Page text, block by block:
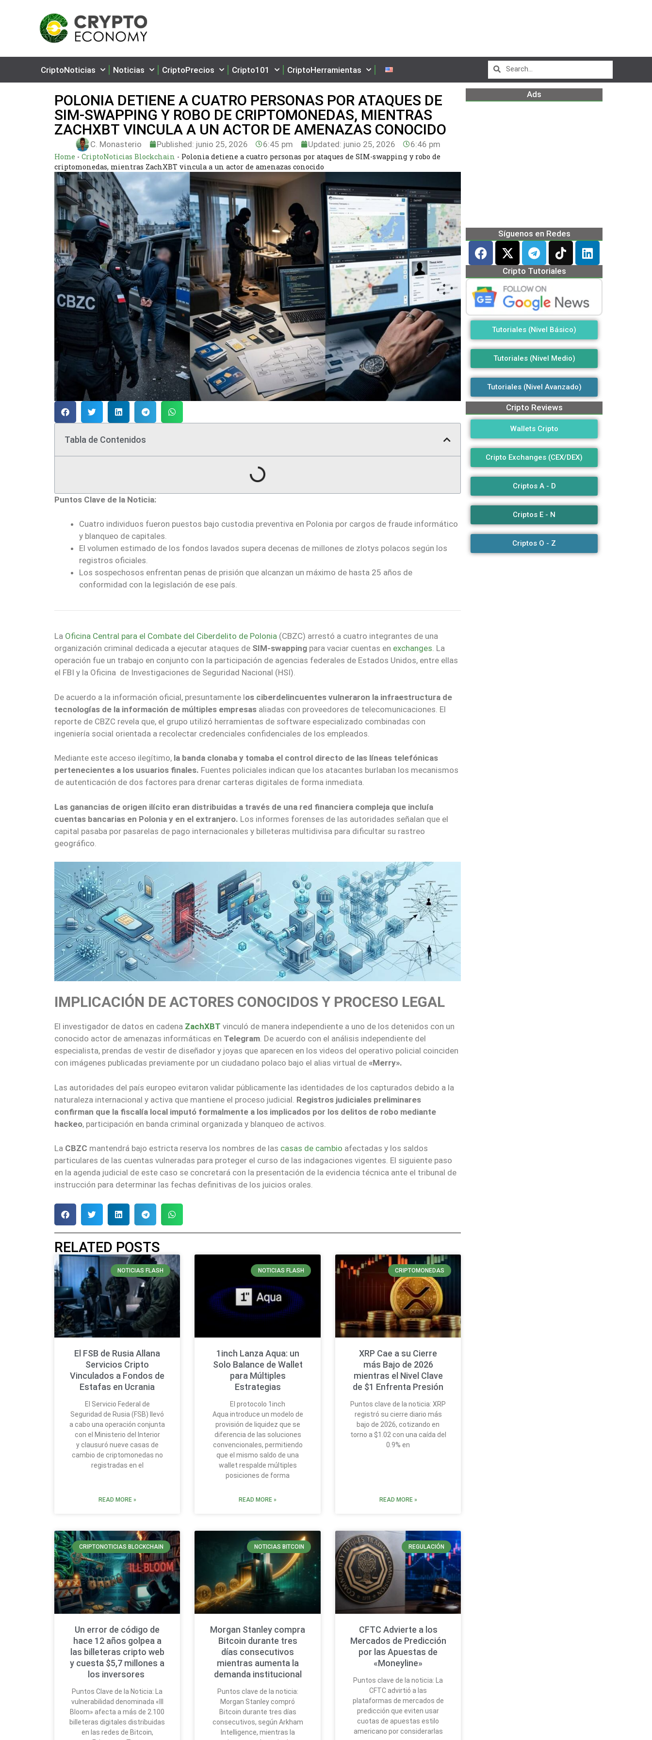
CriptoNoticias Noticias CriptoPrecios Cripto101 CriptoHerramientas
POLONIA DETIENE A CUATRO PERSONAS POR ATAQUES DE
SIM-SWAPPING Y ROBO DE CRIPTOMONEDAS, MIENTRAS
ZACHXBT VINCULA A UN ACTOR DE AMENAZAS CONOCIDO
C. Monasterio Published: junio 25, 2026 6:45 pm Updated: junio 25, 2026 6:46 pm
Home - CriptoNoticias Blockchain - Polonia detiene a cuatro personas por ataques de SIM-swapping y robo de
criptomonedas, mientras ZachXBT vincula a un actor de amenazas conocido
Tabla de Contenidos
Puntos Clave de la Noticia:
Cuatro individuos fueron puestos bajo custodia preventiva en Polonia por cargos de fraude informático
y blanqueo de capitales.
El volumen estimado de los fondos lavados supera decenas de millones de zlotys polacos según los
registros oficiales.
Los sospechosos enfrentan penas de prisión que alcanzan un máximo de hasta 25 años de
conformidad con la legislación de ese país.
La Oficina Central para el Combate del Ciberdelito de Polonia (CBZC) arrestó a cuatro integrantes de una
organización criminal dedicada a ejecutar ataques de SIM-swapping para vaciar cuentas en exchanges. La
operación fue un trabajo en conjunto con la participación de agencias federales de Estados Unidos, entre ellas
el FBI y la Oficina de Investigaciones de Seguridad Nacional (HSI).
De acuerdo a la información oficial, presuntamente los ciberdelincuentes vulneraron la infraestructura de
tecnologías de la información de múltiples empresas aliadas con proveedores de telecomunicaciones. El
reporte de CBZC revela que, el grupo utilizó herramientas de software especializado combinadas con
ingeniería social orientada a recolectar credenciales confidenciales de los empleados.
Mediante este acceso ilegítimo, la banda clonaba y tomaba el control directo de las líneas telefónicas
pertenecientes a los usuarios finales. Fuentes policiales indican que los atacantes burlaban los mecanismos
de autenticación de dos factores para drenar carteras digitales de forma inmediata.
Las ganancias de origen ilícito eran distribuidas a través de una red financiera compleja que incluía
cuentas bancarias en Polonia y en el extranjero. Los informes forenses de las autoridades señalan que el
capital pasaba por pasarelas de pago internacionales y billeteras multidivisa para dificultar su rastreo
geográfico.
IMPLICACIÓN DE ACTORES CONOCIDOS Y PROCESO LEGAL
El investigador de datos en cadena ZachXBT vinculó de manera independiente a uno de los detenidos con un
conocido actor de amenazas informáticas en Telegram. De acuerdo con el análisis independiente del
especialista, prendas de vestir de diseñador y joyas que aparecen en los videos del operativo policial coinciden
con imágenes publicadas previamente por un ciudadano polaco bajo el alias virtual de «Merry».
Las autoridades del país europeo evitaron validar públicamente las identidades de los capturados debido a la
naturaleza internacional y activa que mantiene el proceso judicial. Registros judiciales preliminares
confirman que la fiscalía local imputó formalmente a los implicados por los delitos de robo mediante
hackeo, participación en banda criminal organizada y blanqueo de activos.
La CBZC mantendrá bajo estricta reserva los nombres de las casas de cambio afectadas y los saldos
particulares de las cuentas vulneradas para proteger el curso de las indagaciones vigentes. El siguiente paso
en la agenda judicial de este caso se concretará con la presentación de la evidencia técnica ante el tribunal de
instrucción para determinar las fechas definitivas de los juicios orales.
RELATED POSTS
NOTICIAS FLASH
El FSB de Rusia Allana
Servicios Cripto
Vinculados a Fondos de
Estafas en Ucrania
El Servicio Federal de
Seguridad de Rusia (FSB) llevó
a cabo una operación conjunta
con el Ministerio del Interior
y clausuró nueve casas de
cambio de criptomonedas no
registradas en el
READ MORE »
NOTICIAS FLASH
1inch Lanza Aqua: un
Solo Balance de Wallet
para Múltiples
Estrategias
El protocolo 1inch
Aqua introduce un modelo de
provisión de liquidez que se
diferencia de las soluciones
convencionales, permitiendo
que el mismo saldo de una
wallet respalde múltiples
posiciones de forma
READ MORE »
CRIPTOMONEDAS
XRP Cae a su Cierre
más Bajo de 2026
mientras el Nivel Clave
de $1 Enfrenta Presión
Puntos clave de la noticia: XRP
registró su cierre diario más
bajo de 2026, cotizando en
torno a $1.02 con una caída del
0.9% en
READ MORE »
CRIPTONOTICIAS BLOCKCHAIN
Un error de código de
hace 12 años golpea a
las billeteras cripto web
y cuesta $5,7 millones a
los inversores
Puntos Clave de la Noticia: La
vulnerabilidad denominada «Ill
Bloom» afecta a más de 2.100
billeteras digitales distribuidas
en las redes de Bitcoin,
NOTICIAS BITCOIN
Morgan Stanley compra
Bitcoin durante tres
días consecutivos
mientras aumenta la
demanda institucional
Puntos clave de la noticia:
Morgan Stanley compró
Bitcoin durante tres días
consecutivos, según Arkham
Intelligence, mientras la
REGULACIÓN
CFTC Advierte a los
Mercados de Predicción
por las Apuestas de
«Moneyline»
Puntos clave de la noticia: La
CFTC advirtió a las
plataformas de mercados de
predicción que eviten usar
cuotas de apuestas estilo
americano por considerarlas
Ads
Síguenos en Redes
Cripto Tutoriales
Tutoriales (Nivel Básico)
Tutoriales (Nivel Medio)
Tutoriales (Nivel Avanzado)
Cripto Reviews
Wallets Cripto
Cripto Exchanges (CEX/DEX)
Criptos A - D
Criptos E - N
Criptos O - Z